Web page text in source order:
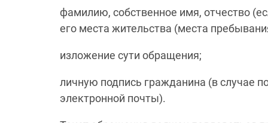
фамилию, собственное имя, отчество
его места жительства (места
изложение сути обращения;
личную подпись гражданина (в случае
электронной почты).